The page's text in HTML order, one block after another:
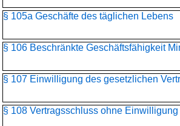
§ 105a Geschäfte des täglichen Lebens
§ 106 Beschränkte Geschäftsfähigkeit
§ 107 Einwilligung des gesetzlichen
§ 108 Vertragsschluss ohne Einwilligung